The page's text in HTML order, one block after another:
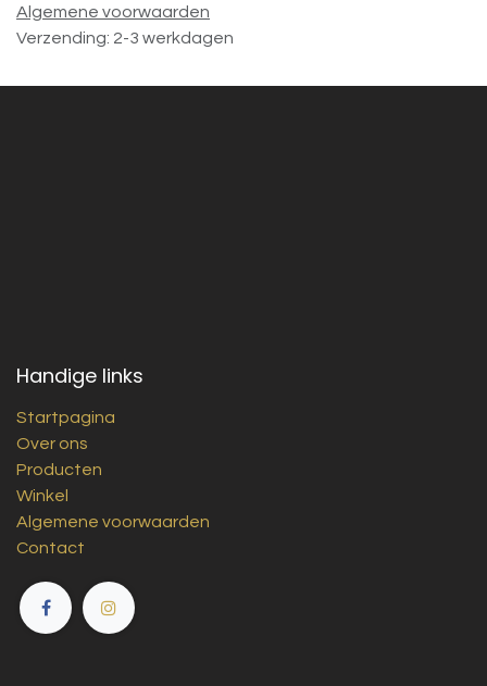
Algemene voorwaarden
Verzending: 2-3 werkdagen
Handige links
Startpagina
Over ons
Producten
Winkel
Algemene voorwaarden
Contact